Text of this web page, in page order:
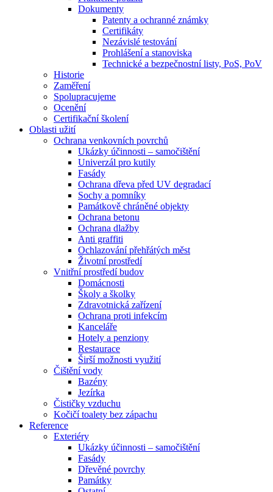
Dokumenty
Patenty a ochranné známky
Certifikáty
Nezávislé testování
Prohlášení a stanoviska
Technické a bezpečnostní listy, PoS, PoV
Historie
Zaměření
Spolupracujeme
Ocenění
Certifikační školení
Oblasti užití
Ochrana venkovních povrchů
Ukázky účinnosti – samočištění
Univerzál pro kutily
Fasády
Ochrana dřeva před UV degradací
Sochy a pomníky
Památkově chráněné objekty
Ochrana betonu
Ochrana dlažby
Anti graffiti
Ochlazování přehřátých měst
Životní prostředí
Vnitřní prostředí budov
Domácnosti
Školy a školky
Zdravotnická zařízení
Ochrana proti infekcím
Kanceláře
Hotely a penziony
Restaurace
Širší možnosti využití
Čištění vody
Bazény
Jezírka
Čističky vzduchu
Kočičí toalety bez zápachu
Reference
Exteriéry
Ukázky účinnosti – samočištění
Fasády
Dřevěné povrchy
Památky